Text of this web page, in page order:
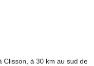
Clisson, à 30 km au sud de